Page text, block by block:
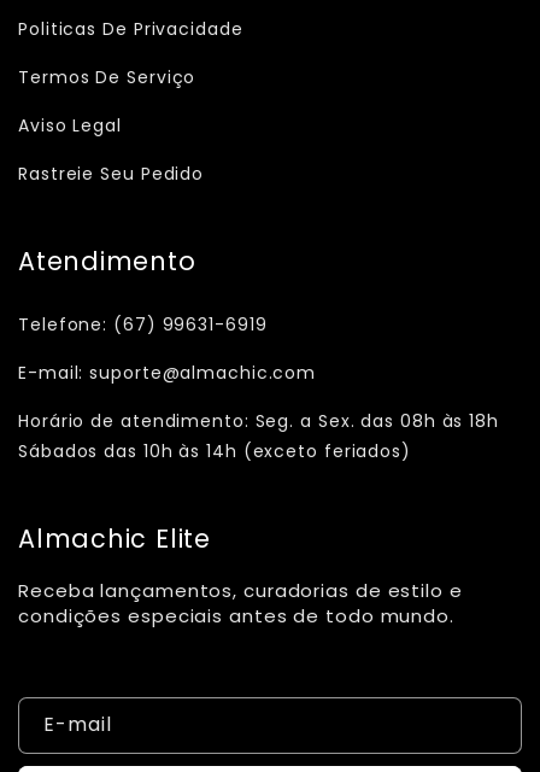
Politicas De Privacidade
Termos De Serviço
Aviso Legal
Rastreie Seu Pedido
Atendimento
Telefone: (67) 99631-6919
E-mail: suporte@almachic.com
Horário de atendimento: Seg. a Sex. das 08h às 18h
Sábados das 10h às 14h (exceto feriados)
Almachic Elite
Receba lançamentos, curadorias de estilo e
condições especiais antes de todo mundo.
E-mail